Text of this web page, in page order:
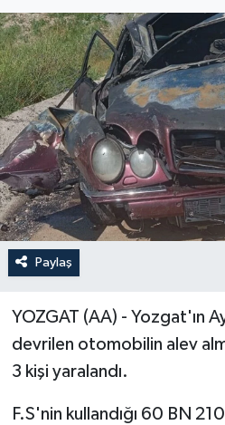
Paylaş
YOZGAT (AA) - Yozgat'ın
devrilen otomobilin alev
3 kişi yaralandı.
F.S'nin kullandığı 60 BN
ÖZEL HABER
RÖPORTAJLAR
SAĞLIK
SİYASET
GÜNCEL
SPOR
YAŞAM
Yerel